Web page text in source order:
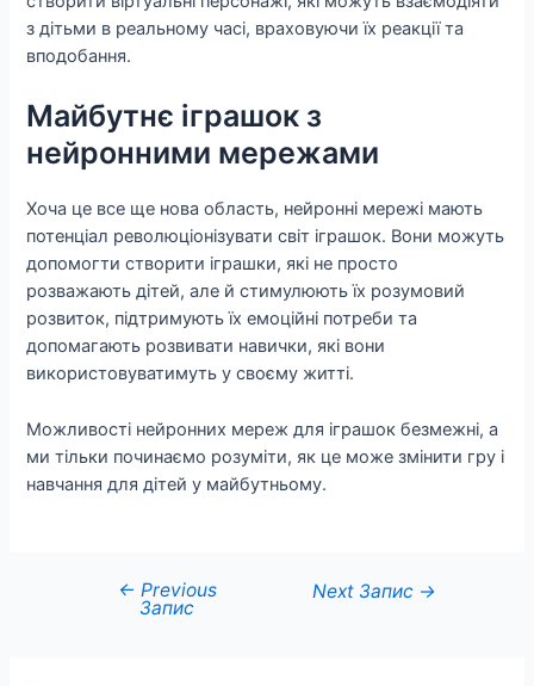
з дітьми в реальному часі, враховуючи їх реакції та
вподобання.
Майбутнє іграшок з
нейронними мережами
Хоча це все ще нова область, нейронні мережі мають
потенціал революціонізувати світ іграшок. Вони можуть
допомогти створити іграшки, які не просто
розважають дітей, але й стимулюють їх розумовий
розвиток, підтримують їх емоційні потреби та
допомагають розвивати навички, які вони
використовуватимуть у своєму житті.
Можливості нейронних мереж для іграшок безмежні, а
ми тільки починаємо розуміти, як це може змінити гру і
навчання для дітей у майбутньому.
Навігація
← Previous
Запис
Next Запис →